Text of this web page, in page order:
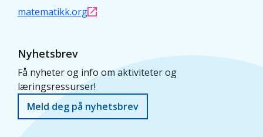
matematikk.org
Nyhetsbrev
Få nyheter og info om aktiviteter og
læringsressurser!
Meld deg på nyhetsbrev